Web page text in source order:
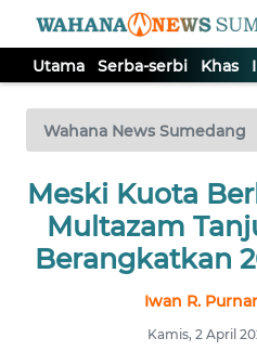
Utama Serba-serbi Khas
Wahana News Sumedang
Meski Kuota
Multazam
Berangkatkan
Iwan R.
Kamis, 2 April
TV
Tutup
UTAMA
SERBA-
SERBI